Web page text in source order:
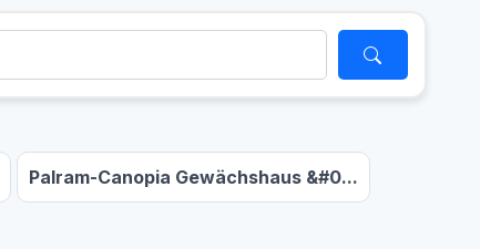
Palram-Canopia Gewächshaus &#0...